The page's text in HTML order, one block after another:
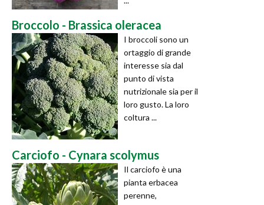
Broccolo - Brassica oleracea
I broccoli sono un
ortaggio di grande
interesse sia dal
punto di vista
nutrizionale sia per il
loro gusto. La loro
coltura ...
Carciofo - Cynara scolymus
Il carciofo è una
pianta erbacea
perenne,